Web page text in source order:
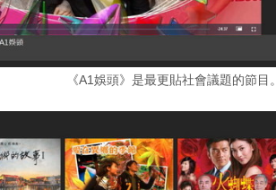
《A1娛頭》是最更貼社會議題的節目。